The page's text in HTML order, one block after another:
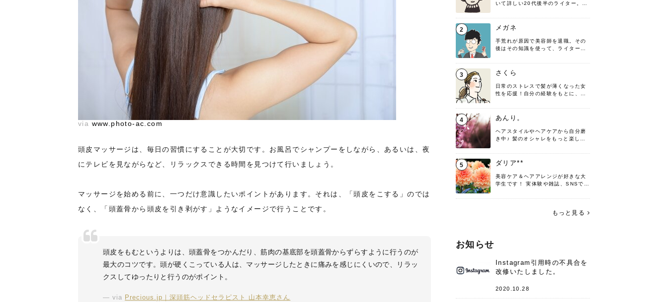
via www.photo-ac.com
頭皮マッサージは、毎日の習慣にすることが大切です。お風呂でシャンプーをしながら、あるいは、夜
にテレビを見ながらなど、リラックスできる時間を見つけて行いましょう。
マッサージを始める前に、一つだけ意識したいポイントがあります。それは、「頭皮をこする」のでは
なく、「頭蓋骨から頭皮を引き剥がす」ようなイメージで行うことです。
頭皮をもむというよりは、頭蓋骨をつかんだり、筋肉の基底部を頭蓋骨からずらすように行うのが
最大のコツです。頭が硬くこっている人は、マッサージしたときに痛みを感じにくいので、リラッ
クスしてゆったりと行うのがポイント。
via Precious.jp｜深頭筋ヘッドセラピスト 山本幸恵さん
いて詳しい20代後半のライター。楽
す！
2 メガネ
手荒れが原因で美容師を退職。その
後はその知識を使って、ライターと
髪の知識をわかりやすく紹介しま
す！
3 さくら
日常のストレスで髪が薄くなった女
性を応援！自分の経験をもとに、執
4 あんり。
ヘアスタイルやヘアケアから自分磨
き中♪ 髪のオシャレをもっと楽しめ
♡ 役立つ情報をお届けできるように
頑張ります！よろしくお願いしま
5 ダリア**
美容ケア＆ヘアアレンジが好きな大
学生です！ 実体験や雑誌、SNSで知
す。 これからよろしくお願いします
もっと見る
お知らせ
Instagram引用時の不具合を
改修いたしました。
2020.10.28